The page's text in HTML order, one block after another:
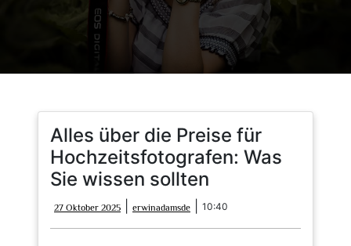
Alles über die Preise für
Hochzeitsfotografen: Was
Sie wissen sollten
27 Oktober 2025
Oktober
2025
erwinadamsde erwinadamsde
10:40